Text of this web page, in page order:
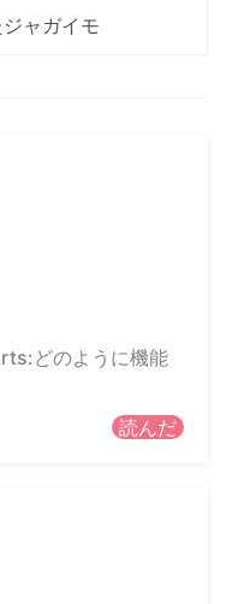
ャガイモ
どのように機能
読んだ